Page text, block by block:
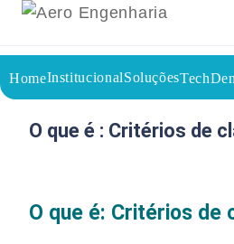
HomeInstitucionalSoluções
Voltar a página inicial do
O que é : Critérios de
O que é: Critérios de